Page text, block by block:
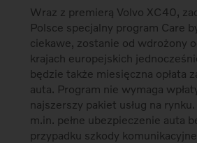
Wraz z premierą Volvo XC40,
Polsce specjalny program Care
ciekawe, zostanie od wdrożony
krajach europejskich
będzie także miesięczna opłata
auta. Program nie wymaga
najszerszy pakiet usług na
m.in. pełne ubezpieczenie auta
przypadku szkody